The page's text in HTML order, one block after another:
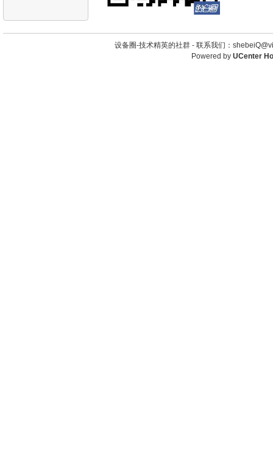
设备圈-技术精英的社群 - 联系我们：
Powered by UCenter